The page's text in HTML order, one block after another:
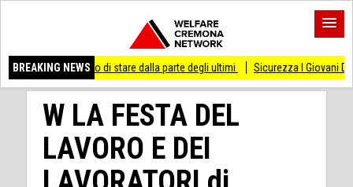
BREAKING NEWS
smesso di stare dalla parte degli ultimi Sicurezza I Giovani Democratici
W LA FESTA DEL
LAVORO E DEI